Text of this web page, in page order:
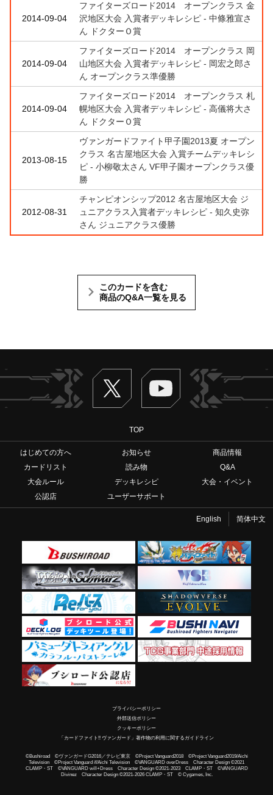
2014-09-04
ファイターズロード2014 オープンクラス 金
沢地区大会 入賞者デッキレシピ - 中條雅宣さ
ん ドクターＯ賞
2014-09-04
ファイターズロード2014 オープンクラス 岡
山地区大会 入賞者デッキレシピ - 岡宏之郎さ
ん オープンクラス準優勝
2014-09-04
ファイターズロード2014 オープンクラス 札
幌地区大会 入賞者デッキレシピ - 高儀将大さ
ん ドクターＯ賞
2013-08-15
ヴァンガードファイト甲子園2013夏 オープン
クラス 名古屋地区大会 入賞チームデッキレシ
ピ - 小柳敬太さん VF甲子園オープンクラス優
勝
2012-08-31
チャンピオンシップ2012 名古屋地区大会 ジ
ュニアクラス入賞者デッキレシピ - 知久史弥
さん ジュニアクラス優勝
このカードを含む
商品のQ&A一覧を見る
Twitter ヴァンガードch
TOP
はじめての方へ お知らせ
商品情報
カードリスト
読み物
Q&A
大会ルール
デッキレシピ
大会・イベント
公認店
ユーザーサポート
English 简体中文
プライバシーポリシー
外部送信ポリシー
クッキーポリシー
「カードファイト!! ヴァンガード」著作物の利用に関するガイドライン
©Bushiroad ©ヴァンガードG2016／テレビ東京 ©Project Vanguard2018 ©Project Vanguard2019/Aichi
Television ©Project Vanguard if/Aichi Television ©VANGUARD overDress Character Design ©2021
CLAMP・ST ©VANGUARD will+Dress Character Design ©2021-2023 CLAMP・ST ©VANGUARD
Divinez Character Design ©2021-2026 CLAMP・ST © Cygames, Inc.